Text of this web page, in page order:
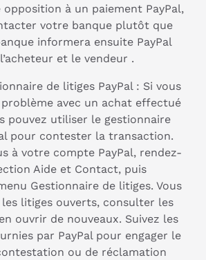
à un paiement PayPal,
votre banque plutôt que
informera ensuite PayPal
et le vendeur .
de litiges PayPal : Si vous
avec un achat effectué
pouvez utiliser le gestionnaire
pour contester la transaction.
à votre compte PayPal, rendez-
Aide et Contact, puis
Gestionnaire de litiges. Vous
litiges ouverts, consulter les
ouvrir de nouveaux. Suivez les
par PayPal pour engager le
ou de réclamation